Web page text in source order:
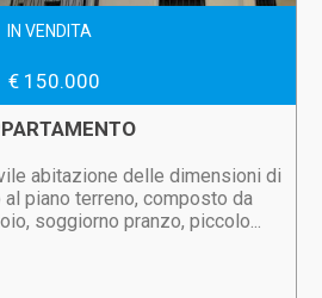
IN VENDITA
€ 150.000
abitazione delle dimensioni di
al piano terreno, composto da
soggiorno pranzo, piccolo...